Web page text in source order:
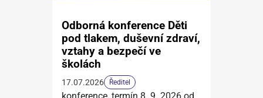
Odborná konference Děti
pod tlakem, duševní zdraví,
vztahy a bezpečí ve
školách
17.07.2026 Ředitel